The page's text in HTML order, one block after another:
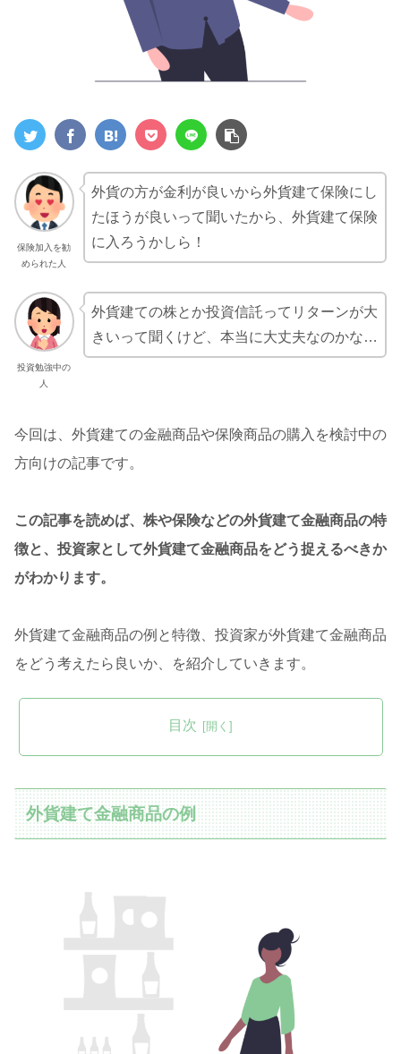
保険加入を勧
められた人
外貨の方が金利が良いから外貨建て保険にし
たほうが良いって聞いたから、外貨建て保険
に入ろうかしら！
投資勉強中の
人
外貨建ての株とか投資信託ってリターンが大
きいって聞くけど、本当に大丈夫なのかな…
今回は、外貨建ての金融商品や保険商品の購入を検討中の
方向けの記事です。
この記事を読めば、株や保険などの外貨建て金融商品の特
徴と、投資家として外貨建て金融商品をどう捉えるべきか
がわかります。
外貨建て金融商品の例と特徴、投資家が外貨建て金融商品
をどう考えたら良いか、を紹介していきます。
目次
外貨建て金融商品の例